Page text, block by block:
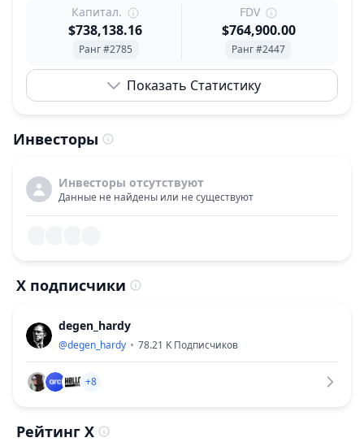
Капитал.
$738,138.16
Ранг #2785
FDV
$764,900.00
Ранг #2447
Показать Статистику
Инвесторы
Инвесторы отсутствуют
Данные не найдены или не существуют
X подписчики
degen_hardy
@degen_hardy 78.21 K Подписчиков
+8
Рейтинг X